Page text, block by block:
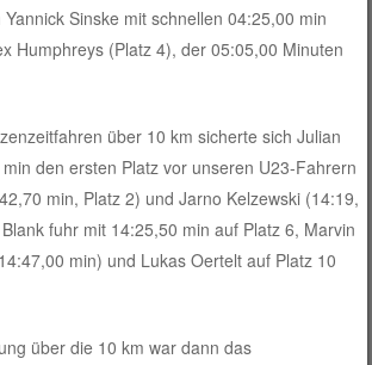
Sinske mit schnellen 04:25,00 min
Humphreys (Platz 4), der 05:05,00 Minuten
über 10 km sicherte sich Julian
den ersten Platz vor unseren U23-Fahrern
min, Platz 2) und Jarno Kelzewski (14:19,
fuhr mit 14:25,50 min auf Platz 6, Marvin
min) und Lukas Oertelt auf Platz 10
über die 10 km war dann das